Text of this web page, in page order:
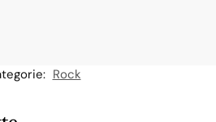
Rock